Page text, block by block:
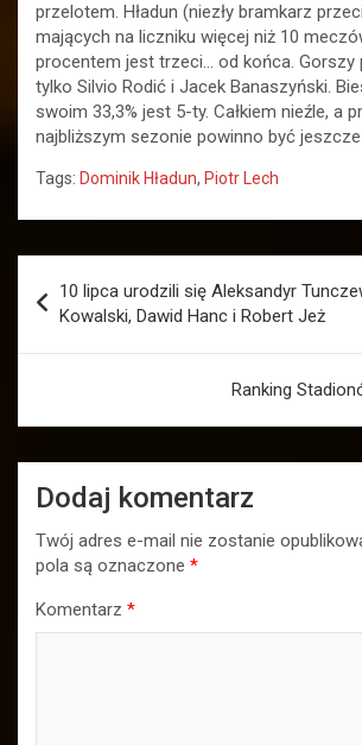
przelotem. Hładun (niezły bramkarz
mających na liczniku więcej niż 10
procentem jest trzeci… od końca. Gorszy
tylko Silvio Rodić i Jacek Banaszyński.
swoim 33,3% jest 5-ty. Całkiem nieźle, a
najbliższym sezonie powinno być jeszcze
Tags: Dominik Hładun, Piotr Lech
wpisu
10 lipca urodzili się Aleksandyr
Kowalski, Dawid Hanc i Robert Jeż
Ranking
Dodaj komentarz
Twój adres e-mail nie zostanie
pola są oznaczone *
Komentarz *